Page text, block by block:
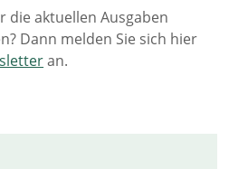
die aktuellen Ausgaben
Dann melden Sie sich hier
an.